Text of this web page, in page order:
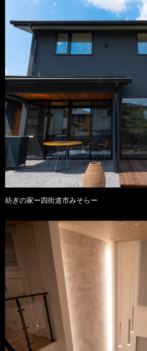
紡ぎの家ー四街道市みそらー